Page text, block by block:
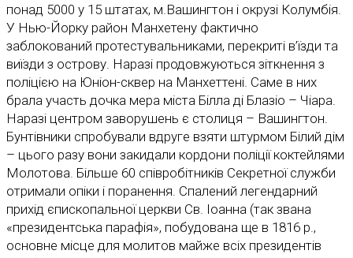
понад 5000 у 15 штатах, м.Вашингтон і окрузі Колумбія.
У Нью-Йорку район Манхетену фактично
заблокований протестувальниками, перекриті в’їзди та
виїзди з острову. Наразі продовжуються зіткнення з
поліцією на Юніон-сквер на Манхеттені. Саме в них
брала участь дочка мера міста Білла ді Блазіо – Чіара.
Наразі центром заворушень є столиця – Вашингтон.
Бунтівники спробували вдруге взяти штурмом Білий дім
– цього разу вони закидали кордони поліції коктейлями
Молотова. Більше 60 співробітників Секретної служби
отримали опіки і поранення. Спалений легендарний
прихід єпископальної церкви Св. Іоанна (так звана
«президентська парафія», побудована ще в 1816 р.,
основне місце для молитов майже всіх президентів